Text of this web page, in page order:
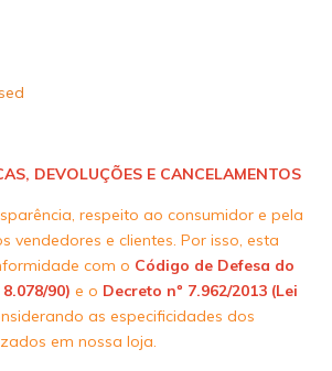
DEVOLUÇÕES E CANCELAMENTOS
respeito ao consumidor e pela
vendedores e clientes. Por isso, esta
com o Código de Defesa do
90) e o Decreto nº 7.962/2013 (Lei
as especificidades dos
em nossa loja.